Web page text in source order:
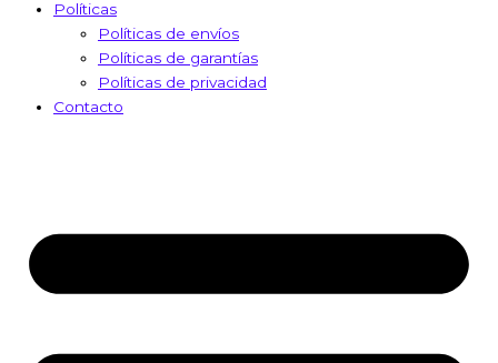
Políticas
Políticas de envíos
Políticas de garantías
Políticas de privacidad
Contacto